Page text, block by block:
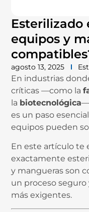
Esterilizado
equipos y
agosto 13, 2025
En industrias
críticas —como la
la biotecnológica
es un paso
equipos pueden
En este artículo te
exactamente
y mangueras son
un proceso
más exigentes.